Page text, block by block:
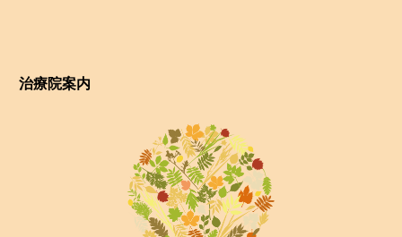
治療院案内